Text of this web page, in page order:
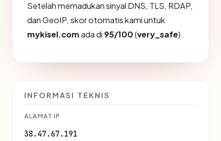
Setelah memadukan sinyal DNS, TLS, RDAP,
dan GeoIP, skor otomatis kami untuk
mykisel.comada di 95/100(very_safe).
INFORMASI TEKNIS
ALAMAT IP
38.47.67.191